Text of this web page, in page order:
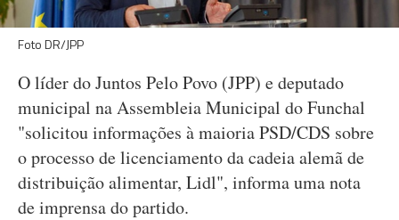
Foto DR/JPP
O líder do Juntos Pelo Povo (JPP) e deputado
municipal na Assembleia Municipal do Funchal
"solicitou informações à maioria PSD/CDS sobre
o processo de licenciamento da cadeia alemã de
distribuição alimentar, Lidl", informa uma nota
de imprensa do partido.